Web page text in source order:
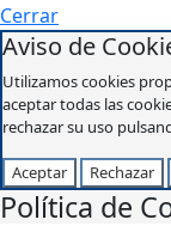
Cerrar
Aviso de
Utilizamos cookies
aceptar todas las
rechazar su uso
Aceptar Rechazar
Política de